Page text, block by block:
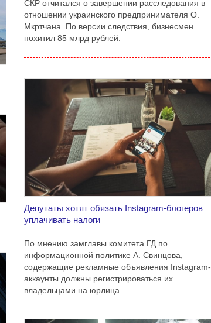
СКР отчитался о завершении расследования в
отношении украинского предпринимателя О.
Мкртчана. По версии следствия, бизнесмен
похитил 85 млрд рублей.
Депутаты хотят обязать Instagram-блогеров
уплачивать налоги
По мнению замглавы комитета ГД по
информационной политике А. Свинцова,
содержащие рекламные объявления Instagram-
аккаунты должны регистрироваться их
владельцами на юрлица.